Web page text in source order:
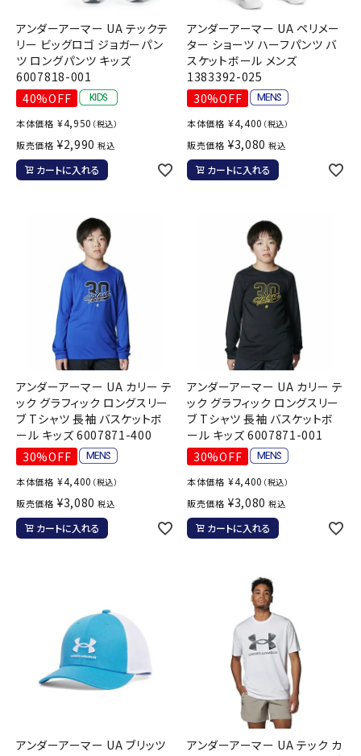
アンダーアーマー UA テックテ
リー ビッグロゴ ジョガーパン
ツ ロングパンツ キッズ
6007818-001
40%OFF
本体価格 ¥4,950 （税込）
販売価格 ¥2,990 税込
カートに入れる
アンダーアーマー UA ペリメー
ター ショーツ ハーフパンツ バ
スケットボール メンズ
1383392-025
30%OFF
本体価格 ¥4,400 （税込）
販売価格 ¥3,080 税込
カートに入れる
アンダーアーマー UA カリー テ
ック グラフィック ロングスリー
ブ Tシャツ 長袖 バスケットボ
ール キッズ 6007871-400
30%OFF
本体価格 ¥4,400 （税込）
販売価格 ¥3,080 税込
カートに入れる
アンダーアーマー UA カリー テ
ック グラフィック ロングスリー
ブ Tシャツ 長袖 バスケットボ
ール キッズ 6007871-001
30%OFF
本体価格 ¥4,400 （税込）
販売価格 ¥3,080 税込
カートに入れる
アンダーアーマー UA ブリッツ
アンダーアーマー UA テック カ